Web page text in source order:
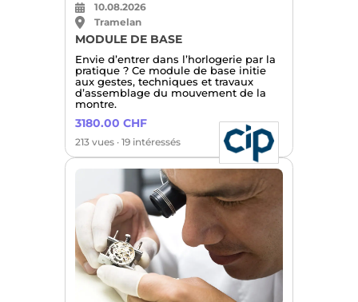
10.08.2026
Tramelan
MODULE DE BASE
Envie d’entrer dans l’horlogerie par la
pratique ? Ce module de base initie
aux gestes, techniques et travaux
d’assemblage du mouvement de la
montre.
3180.00 CHF
213 vues · 19 intéressés